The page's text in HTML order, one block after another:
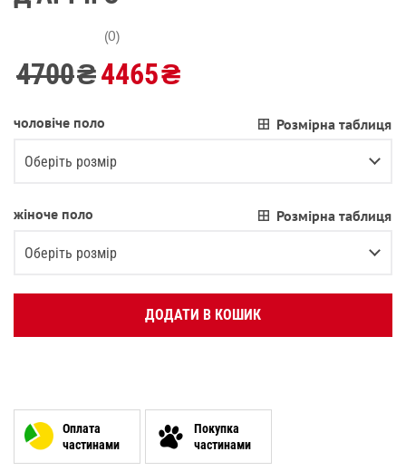
(0)
4700₴4465₴
чоловіче поло Розмірна таблиця
Оберіть розмір
XS
жіноче поло Розмірна таблиця
Оберіть розмір
L
ДОДАТИ В КОШИК
Оплата
частинами
Покупка
частинами